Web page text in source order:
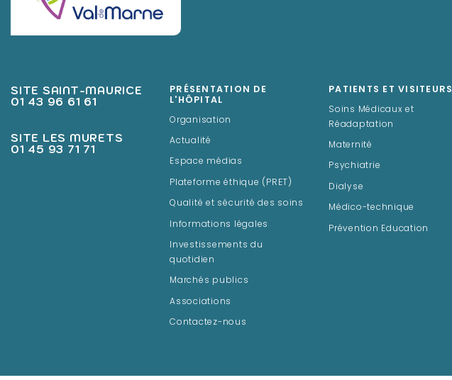
SITE SAINT-MAURICE
01 43 96 61 61
SITE LES MURETS
01 45 93 71 71
PRÉSENTATION DE
L'HÔPITAL
Organisation
Actualité
Espace médias
Plateforme éthique (PRET)
Qualité et sécurité des soins
Informations légales
Investissements du
quotidien
Marchés publics
Associations
Contactez-nous
PATIENTS ET VISITEURS
Soins Médicaux et
Réadaptation
Maternité
Psychiatrie
Dialyse
Médico-technique
Prévention Education